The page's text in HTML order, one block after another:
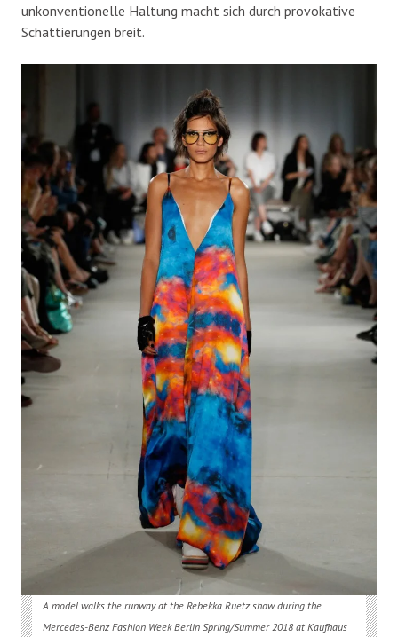
unkonventionelle Haltung macht sich durch provokative
Schattierungen breit.
A model walks the runway at the Rebekka Ruetz show during the
Mercedes-Benz Fashion Week Berlin Spring/Summer 2018 at Kaufhaus